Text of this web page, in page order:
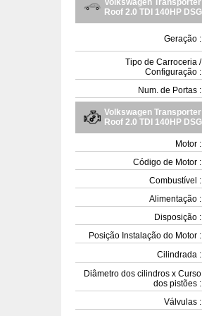
Roof 2.0 TDI 140HP
Geração :
Tipo de Carroceria /
Configuração :
Num. de Portas :
Volkswagen
Roof 2.0 TDI 140HP
Motor :
Código de Motor :
Combustível :
Alimentação :
Disposição :
Posição Instalação do Motor :
Cilindrada :
Diâmetro dos cilindros x Curso
dos pistões :
Válvulas :